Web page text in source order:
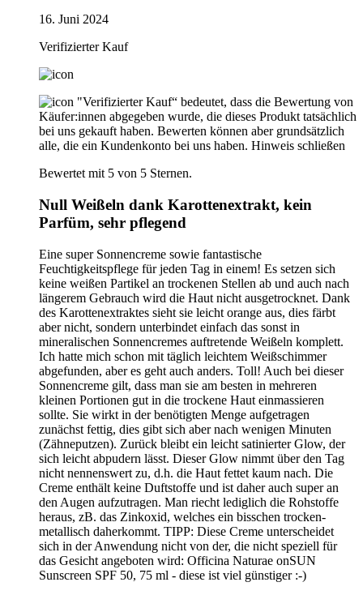
16. Juni 2024
Verifizierter Kauf
"Verifizierter Kauf“ bedeutet, dass die Bewertung von
Käufer:innen abgegeben wurde, die dieses Produkt tatsächlich
bei uns gekauft haben. Bewerten können aber grundsätzlich
alle, die ein Kundenkonto bei uns haben. Hinweis schließen
Bewertet mit 5 von 5 Sternen.
Null Weißeln dank Karottenextrakt, kein
Parfüm, sehr pflegend
Eine super Sonnencreme sowie fantastische
Feuchtigkeitspflege für jeden Tag in einem! Es setzen sich
keine weißen Partikel an trockenen Stellen ab und auch nach
längerem Gebrauch wird die Haut nicht ausgetrocknet. Dank
des Karottenextraktes sieht sie leicht orange aus, dies färbt
aber nicht, sondern unterbindet einfach das sonst in
mineralischen Sonnencremes auftretende Weißeln komplett.
Ich hatte mich schon mit täglich leichtem Weißschimmer
abgefunden, aber es geht auch anders. Toll! Auch bei dieser
Sonnencreme gilt, dass man sie am besten in mehreren
kleinen Portionen gut in die trockene Haut einmassieren
sollte. Sie wirkt in der benötigten Menge aufgetragen
zunächst fettig, dies gibt sich aber nach wenigen Minuten
(Zähneputzen). Zurück bleibt ein leicht satinierter Glow, der
sich leicht abpudern lässt. Dieser Glow nimmt über den Tag
nicht nennenswert zu, d.h. die Haut fettet kaum nach. Die
Creme enthält keine Duftstoffe und ist daher auch super an
den Augen aufzutragen. Man riecht lediglich die Rohstoffe
heraus, zB. das Zinkoxid, welches ein bisschen trocken-
metallisch daherkommt. TIPP: Diese Creme unterscheidet
sich in der Anwendung nicht von der, die nicht speziell für
das Gesicht angeboten wird: Officina Naturae onSUN
Sunscreen SPF 50, 75 ml - diese ist viel günstiger :-)